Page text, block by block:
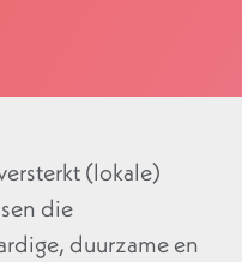
(lokale)
die
duurzame en